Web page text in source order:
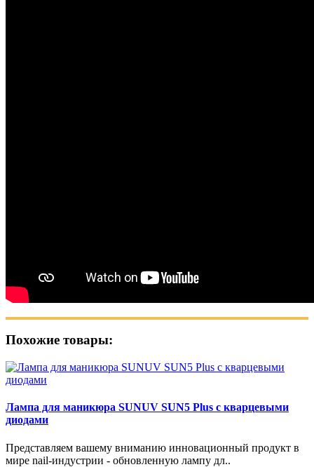
Похожие товары:
Лампа для маникюра SUNUV SUN5 Plus с кварцевыми
диодами
Представляем вашему вниманию инновационный продукт в
мире nail-индустрии - обновленную лампу дл..